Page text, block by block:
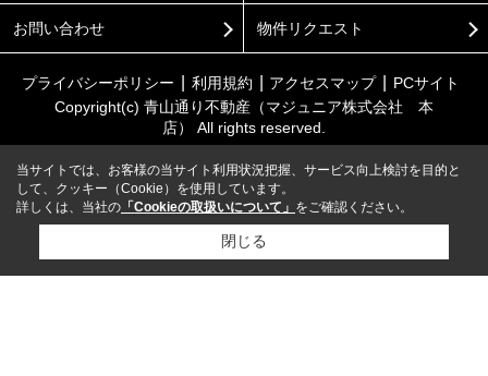
お問い合わせ 物件リクエスト
プライバシーポリシー 利用規約 アクセスマップ
PCサイト
Copyright(c) 青山通り不動産（マジュニア株式会社 本
店） All rights reserved.
当サイトでは、お客様の当サイト利用状況把握、サービス向上検討を目的と
して、クッキー（Cookie）を使用しています。
詳しくは、当社の 「Cookieの取扱いについて」 をご確認ください。
閉じる